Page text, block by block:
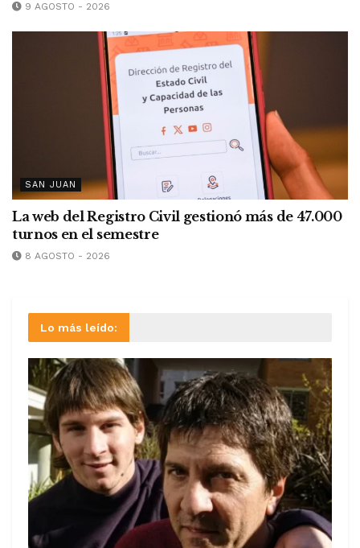
9 AGOSTO - 2026
SAN JUAN
La web del Registro Civil gestionó más de 47.000
turnos en el semestre
8 AGOSTO - 2026
Lo más leído: